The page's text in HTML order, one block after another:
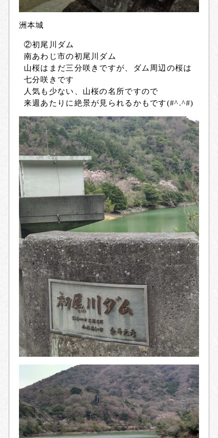
洲本城
②初尾川ダム
南あわじ市の初尾川ダム
山桜はまだ三分咲きですが、ダム周辺の桜は
七分咲きです
人気も少ない、山桜の名所ですので
来週あたりに絶景が見られるかもです(#^.^#)